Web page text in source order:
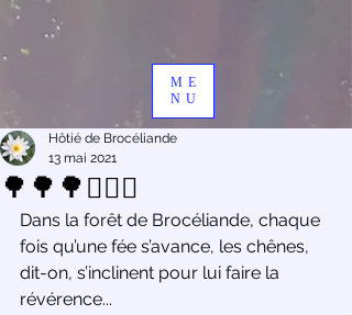
ME
NU
🌳🌳🌳🧚🏻‍♂️
Hôtié de Brocéliande
13 mai 2021
Dans la forêt de Brocéliande, chaque
fois qu’une fée s’avance, les chênes,
dit-on, s’inclinent pour lui faire la
révérence...